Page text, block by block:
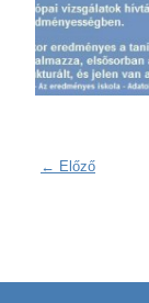
← Előző